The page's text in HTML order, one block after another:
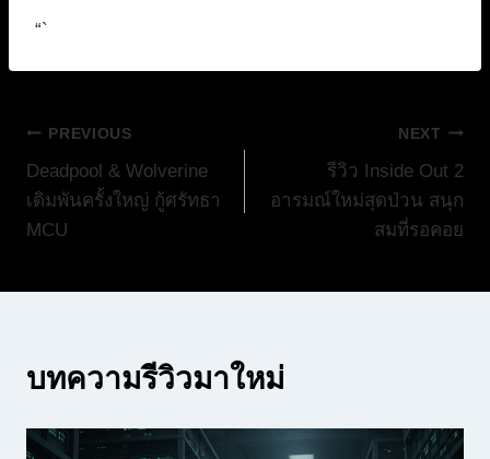
“`
แนะแนว
เรื่อง
PREVIOUS
Deadpool & Wolverine
เดิมพันครั้งใหญ่ กู้ศรัทธา
MCU
NEXT
รีวิว Inside Out 2
อารมณ์ใหม่สุดป่วน สนุก
สมที่รอคอย
บทความรีวิวมาใหม่